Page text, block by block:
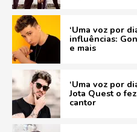
‘Uma voz por
influências:
e mais
‘Uma voz por
Jota Quest o
cantor